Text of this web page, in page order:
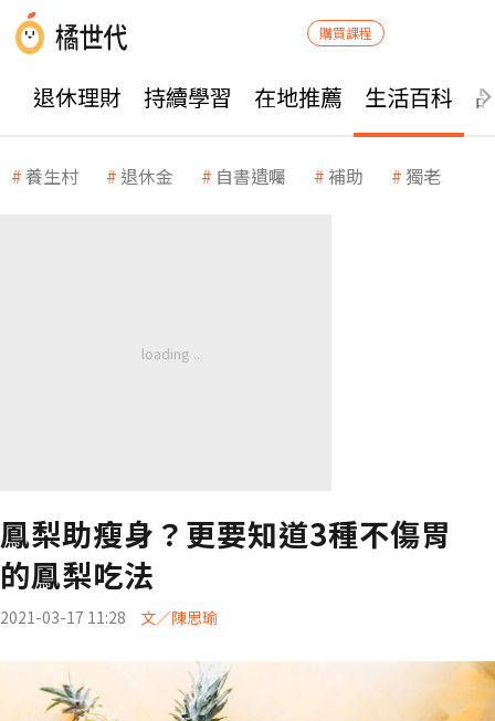
購買課程
退休理財 持續學習 在地推薦 生活百科
養生村 退休金 自書遺囑 補助 獨老
鳳梨助瘦身？更要知道3種不傷胃
的鳳梨吃法
2021-03-17 11:28 文／陳思瑜